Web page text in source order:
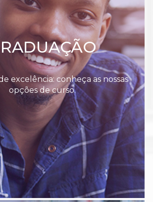
excelência: conheça as nossas
opções de curso.